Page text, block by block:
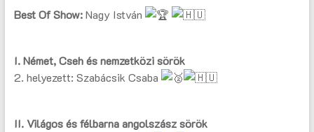
Best Of Show:Nagy István
I. Német, Cseh és nemzetközi sörök
2. helyezett: Szabácsik Csaba
II. Világos és félbarna angolszász sörök